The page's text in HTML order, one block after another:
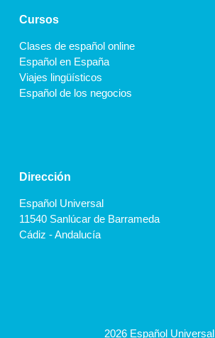
Cursos
Clases de español online
Español en España
Viajes lingüísticos
Español de los negocios
Dirección
Español Universal
11540 Sanlúcar de Barrameda
Cádiz - Andalucía
2026 Español Universal